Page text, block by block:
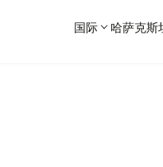
国际 哈萨克斯